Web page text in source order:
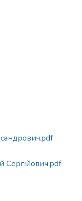
Сергійович.pdf